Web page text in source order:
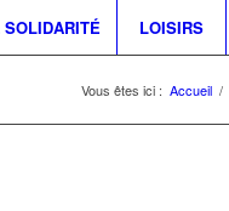
LOISIRS
Vous êtes ici : Accueil /